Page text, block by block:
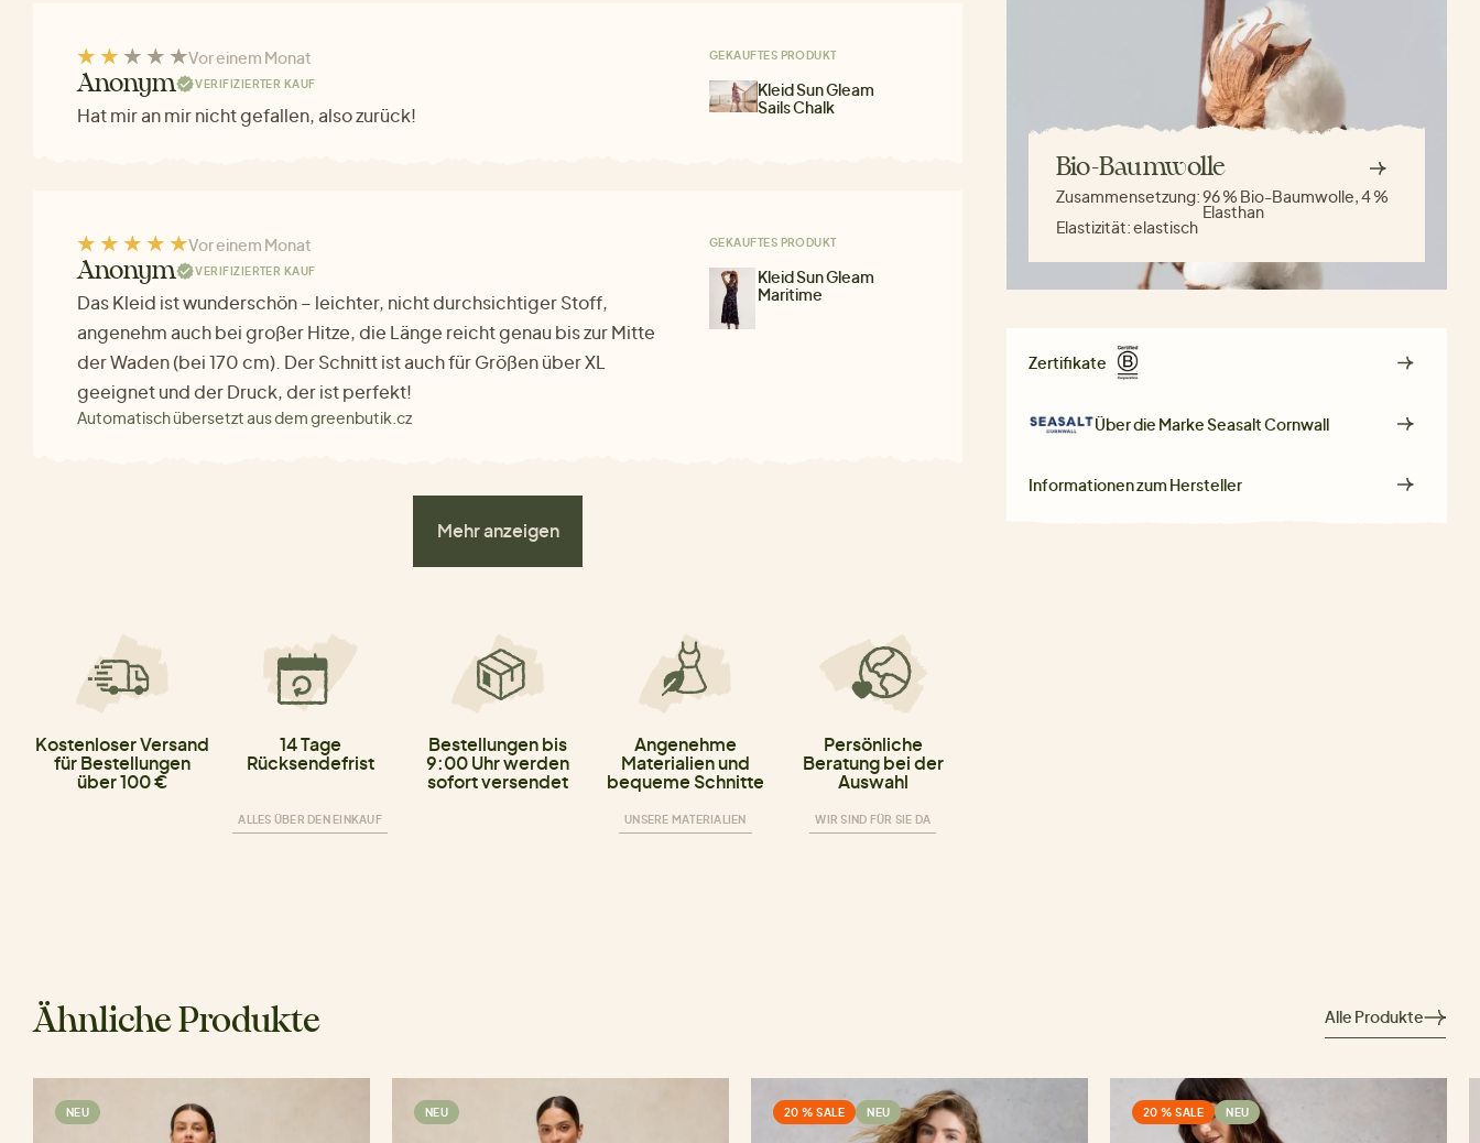
Vor einem Monat
Anonym VERIFIZIERTER KAUF
Hat mir an mir nicht gefallen, also zurück!
GEKAUFTES PRODUKT
Kleid Sun Gleam
Sails Chalk
Vor einem Monat
Anonym VERIFIZIERTER KAUF
Das Kleid ist wunderschön – leichter, nicht durchsichtiger Stoff,
angenehm auch bei großer Hitze, die Länge reicht genau bis zur Mitte
der Waden (bei 170 cm). Der Schnitt ist auch für Größen über XL
geeignet und der Druck, der ist perfekt!
Automatisch übersetzt aus dem greenbutik.cz
GEKAUFTES PRODUKT
Kleid Sun Gleam
Maritime
Mehr anzeigen
Kostenloser Versand
für Bestellungen
über 100 €
14 Tage
Rücksendefrist
ALLES ÜBER DEN EINKAUF
Bestellungen bis
9:00 Uhr werden
sofort versendet
Angenehme
Materialien und
bequeme Schnitte
UNSERE MATERIALIEN
Persönliche
Beratung bei der
Auswahl
WIR SIND FÜR SIE DA
Bio-Baumwolle
Zusammensetzung:96 % Bio-Baumwolle, 4 %
Elasthan
Elastizität:elastisch
Zertifikate
Über die MarkeSeasalt Cornwall
Informationen zum Hersteller
Ähnliche Produkte Alle Produkte
NEU NEU 20 % SALE NEU 20 % SALE NEU